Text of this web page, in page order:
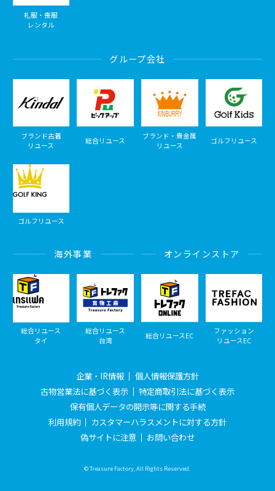
礼服・喪服
レンタル
グループ会社
ブランド古着
リユース
総合リユース
ブランド・貴金属
リユース
ゴルフリユース
ゴルフリユース
海外事業
総合リユース
タイ
総合リユース
台湾
オンラインストア
総合リユースEC
ファッション
リユースEC
企業・IR情報
個人情報保護方針
古物営業法に基づく表示
特定商取引法に基づく表示
保有個人データの開示等に関する手続
利用規約
カスタマーハラスメントに対する方針
偽サイトに注意
お問い合わせ
© Treasure Factory, All Rights Reserved.